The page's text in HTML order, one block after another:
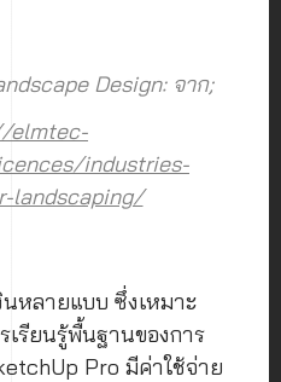
Design: จาก;
elmtec-
industries-
landscaping/
หลายแบบ ซึ่งเหมาะ
รียนรู้พื้นฐานของการ
Pro มีค่าใช้จ่าย